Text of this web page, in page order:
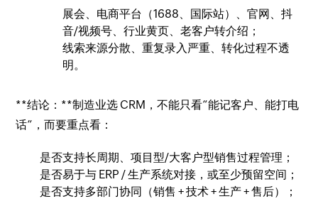
展会、电商平台（1688、国际站）、官网、抖
音/视频号、行业黄页、老客户转介绍；
线索来源分散、重复录入严重、转化过程不透
明。
**结论：**制造业选 CRM，不能只看“能记客户、能打电
话”，而要重点看：
是否支持长周期、项目型/大客户型销售过程管理；
是否易于与 ERP / 生产系统对接，或至少预留空间；
是否支持多部门协同（销售 + 技术 + 生产 + 售后）；